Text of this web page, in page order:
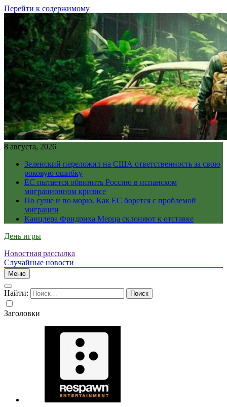
Перейти к содержимому
8 августа, 2026
Зеленский переложил на США ответственность за свою
роковую ошибку
ЕС пытается обвинить Россию в испанском
миграционном кризисе
По суше и по морю. Как ЕС борется с проблемой
миграции
Канцлера Фридриха Мерца склоняют к отставке
День игры
Новостная рассылка
Случайные новости
Меню
Найти:
Заголовки